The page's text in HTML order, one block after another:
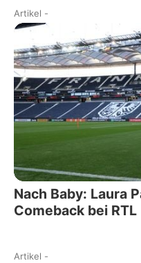
Artikel -
Nach Baby: Laura
Comeback bei RTL
Artikel -